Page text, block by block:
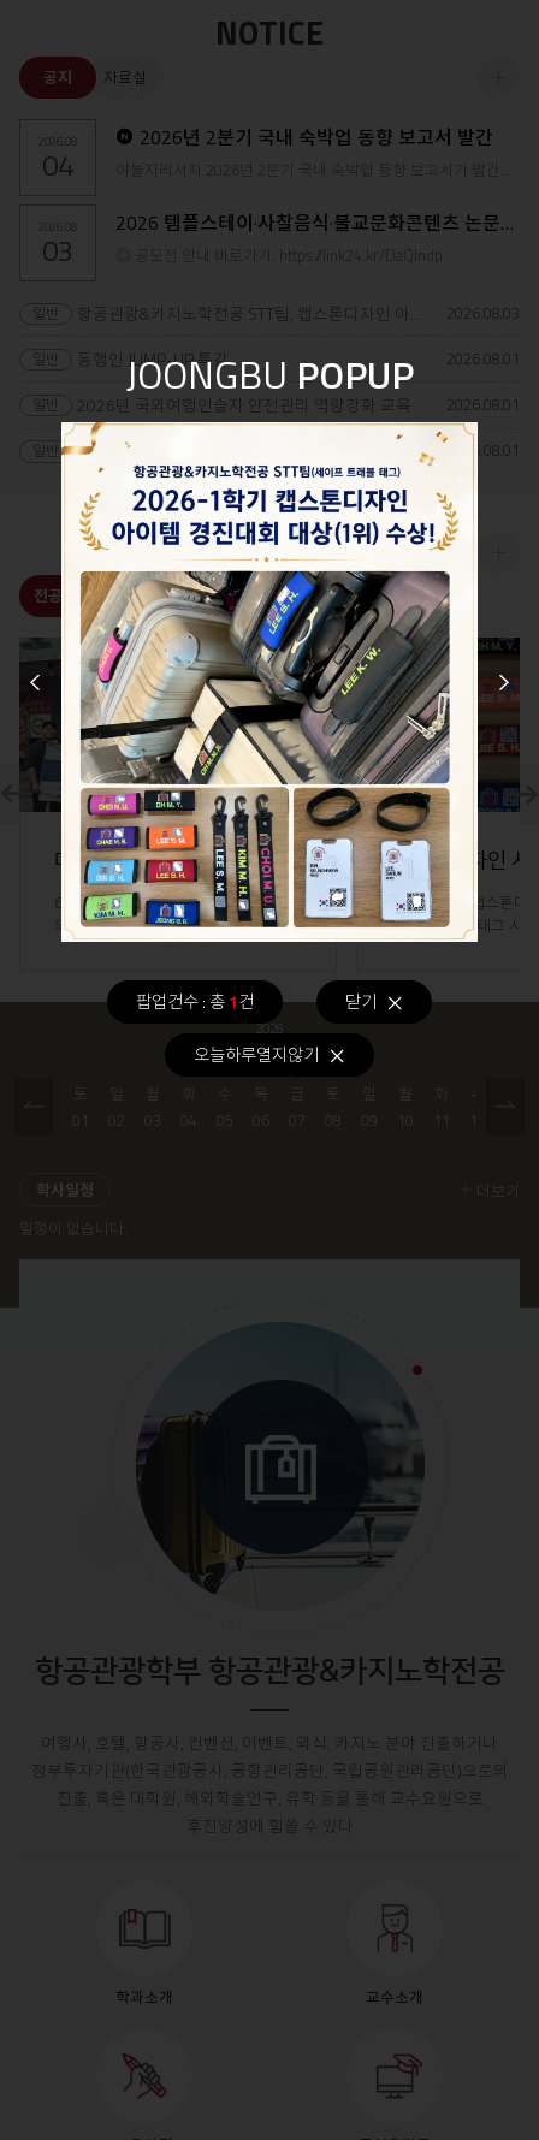
JOONGBU POPUP
Prev Next
팝업건수 : 총1건
닫기
오늘하루열지않기
NOTICE
공지
2026.08
04
2026년 2분기 국내 숙박업 동향 보고서 발간
2026.08
03
2026 템플스테이·사찰음식·불교문화콘텐츠 논문공모전
◎ 공모전 안내 바로가기: https://link24.kr/DaQlndp
2026.0803
항공관광&카지노학전공 STT팀, 캡스톤디자인 아이템 경진대회 대..
2026.0801
동행인 JUMP-UP 특강
2026.0801
2026년 국외여행인솔자 안전관리 역량강화 교육
2026.0801
2026-2학기 수강신청 안내
자료실
Photo gallery
전공이모저모
대만 타이베이 국외여행인솔자(TC) 해외실습교육
6월 16일부터 19일까지 이강욱 교수님
의 지도하에 대만 타이베이에서 국외여
행인솔자 자격 취득을 위한 해외실습교
우리 전공의 캡스톤디
발한 QR 네임태그 시
다. 이번에 제작된 시
Next
함께하는여행
2026
08
토
01
일
02
월
03
화
04
수
05
목
06
금
07
토
08
일
09
월
10
화
11
12
학사일정
일정이 없습니다.
더보기
항공관광학부 항공관광&카지노학전공
여행사, 호텔, 항공사, 컨벤션, 이벤트, 외식, 카지노 분야 진출하거나
정부투자기관(한국관광공사, 공항관리공단, 국립공원관리공단)으로의
진출, 혹은 대학원, 해외학술연구, 유학 등을 통해 교수요원으로
후진양성에 힘쓸 수 있다
학과소개 교수소개